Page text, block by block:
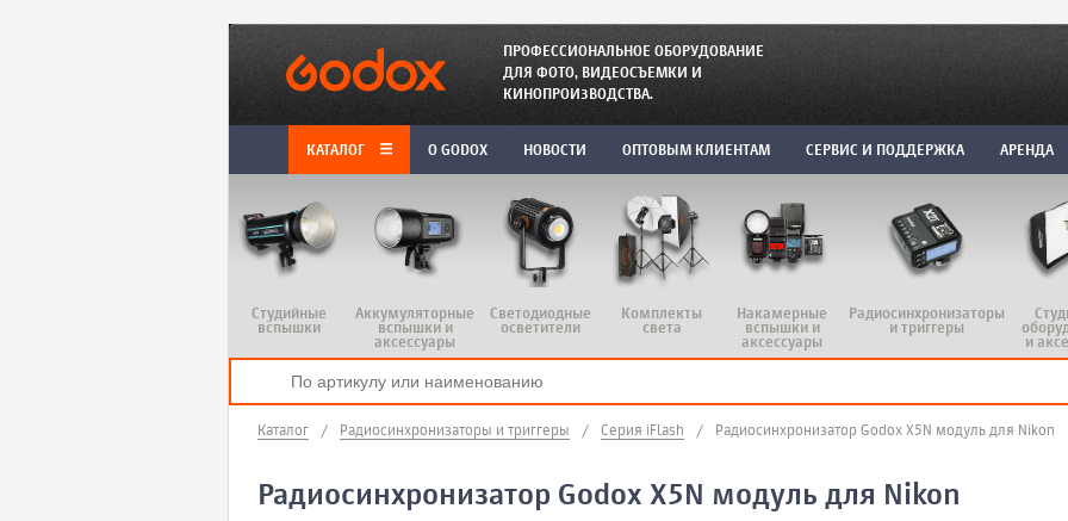
ПРОФЕССИОНАЛЬНОЕ ОБОРУДОВАНИЕ
ДЛЯ ФОТО, ВИДЕОСЪЕМКИ И
КИНОПРОИЗВОДСТВА.
КАТАЛОГ O GODOX НОВОСТИ ОПТОВЫМ КЛИЕНТАМ СЕРВИС И ПОДДЕРЖКА АРЕНДА
Студийные
вспышки
Аккумуляторные
вспышки и
аксессуары
Светодиодные
осветители
Комплекты
света
Накамерные
вспышки и
аксессуары
Радиосинхронизаторы
и триггеры
и
Каталог / Радиосинхронизаторы и триггеры / Серия iFlash / Радиосинхронизатор Godox X5N модуль для Nikon
Радиосинхронизатор Godox X5N модуль для Nikon